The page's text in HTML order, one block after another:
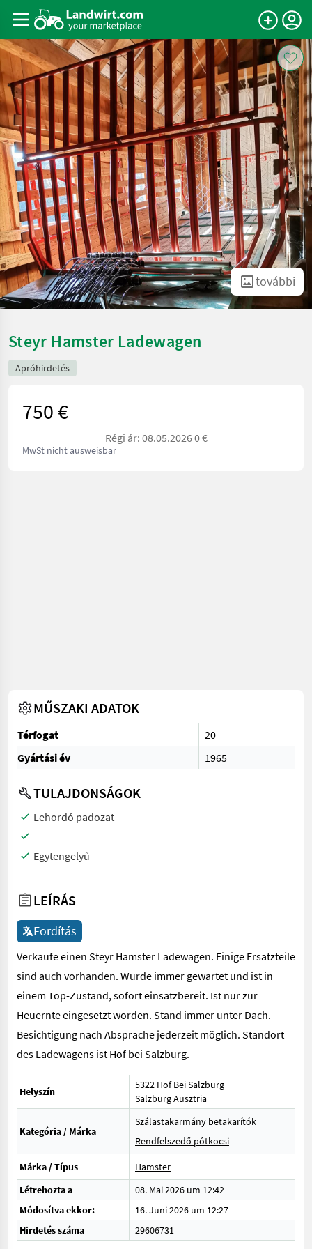
további
Steyr Hamster Ladewagen
Apróhirdetés
750 €
Régi ár: 08.05.2026 0 €
MwSt nicht ausweisbar
MŰSZAKI ADATOK
Térfogat
20
Gyártási év
1965
TULAJDONSÁGOK
Lehordó padozat
Egytengelyű
LEÍRÁS
Fordítás
Verkaufe einen Steyr Hamster Ladewagen. Einige Ersatzteile
sind auch vorhanden. Wurde immer gewartet und ist in
einem Top-Zustand, sofort einsatzbereit. Ist nur zur
Heuernte eingesetzt worden. Stand immer unter Dach.
Besichtigung nach Absprache jederzeit möglich. Standort
des Ladewagens ist Hof bei Salzburg.
Helyszín
5322 Hof Bei Salzburg
SalzburgAusztria
Kategória / Márka
Szálastakarmány betakarítók
Rendfelszedő pótkocsi
Márka / Típus
Hamster
Létrehozta a
08. Mai 2026 um 12:42
Módosítva ekkor:
16. Juni 2026 um 12:27
Hirdetés száma
29606731